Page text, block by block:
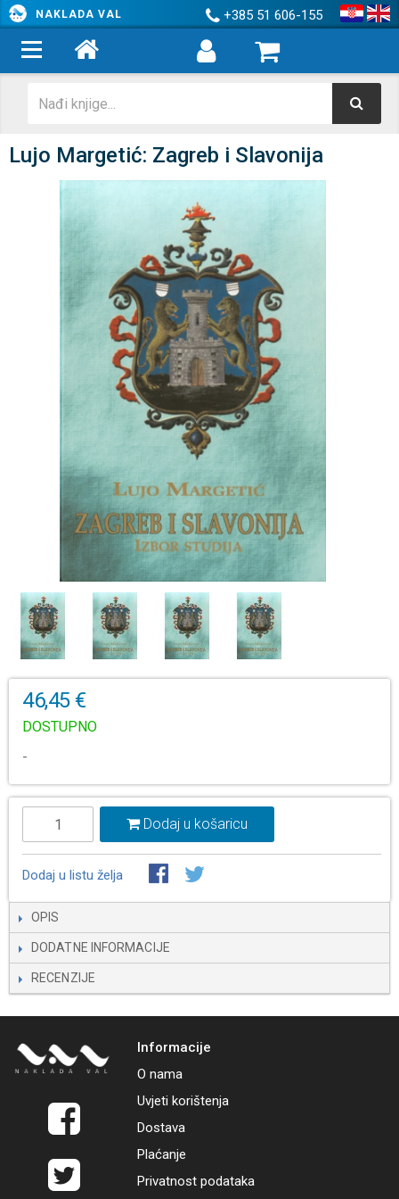
NAKLADA VAL +385 51 606-155
Lujo Margetić: Zagreb i Slavonija
46,45 €
DOSTUPNO
-
Dodaj u košaricu
Dodaj u listu želja
OPIS
DODATNE INFORMACIJE
RECENZIJE
Informacije
O nama
Uvjeti korištenja
Dostava
Plaćanje
Privatnost podataka